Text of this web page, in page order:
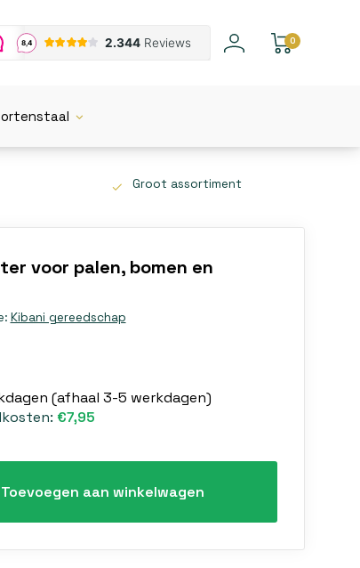
0
Groot assortiment
voor palen, bomen en
Kibani gereedschap
(afhaal 3-5 werkdagen)
€7,95
Toevoegen aan winkelwagen